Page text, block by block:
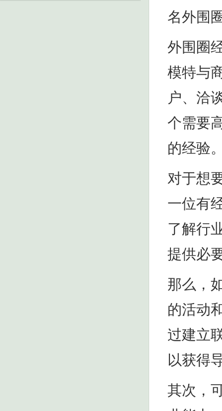
名外围
外围圈
模特与
户、洽
个需要
的经验
对于想
一位有
了解行
提供必
那么，
的活动
过建立
以获得
其次，